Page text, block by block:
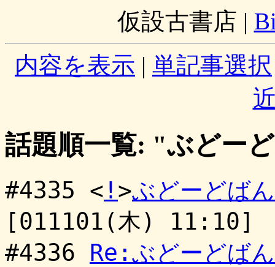
仮設古書店 |
内容を表示 | 単記事選択
話題順一覧: "ぶどー
#4335 < ! >ぶどーどば
[011101(木) 11:10]
#4336 Re:ぶどーどば